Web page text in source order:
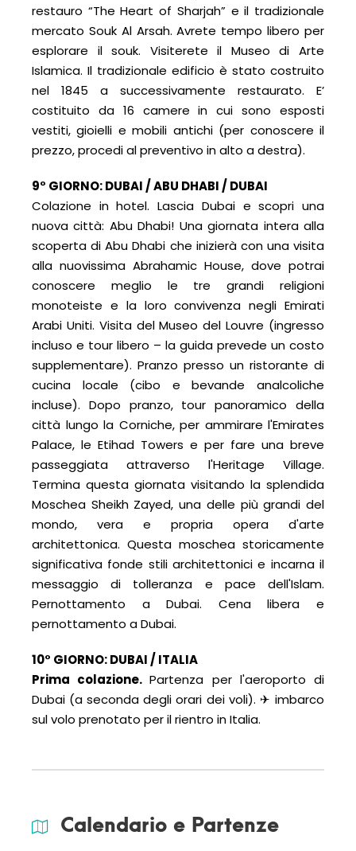
restauro “The Heart of Sharjah” e il tradizionale
mercato Souk Al Arsah. Avrete tempo libero per
esplorare il souk. Visiterete il Museo di Arte
Islamica. Il tradizionale edificio è stato costruito
nel 1845 a successivamente restaurato. E’
costituito da 16 camere in cui sono esposti
vestiti, gioielli e mobili antichi (per conoscere il
prezzo, procedi al preventivo in alto a destra).
9° GIORNO: DUBAI / ABU DHABI / DUBAI
Colazione in hotel. Lascia Dubai e scopri una
nuova città: Abu Dhabi! Una giornata intera alla
scoperta di Abu Dhabi che inizierà con una visita
alla nuovissima Abrahamic House, dove potrai
conoscere meglio le tre grandi religioni
monoteiste e la loro convivenza negli Emirati
Arabi Uniti. Visita del Museo del Louvre (ingresso
incluso e tour libero – la guida prevede un costo
supplementare). Pranzo presso un ristorante di
cucina locale (cibo e bevande analcoliche
incluse). Dopo pranzo, tour panoramico della
città lungo la Corniche, per ammirare l'Emirates
Palace, le Etihad Towers e per fare una breve
passeggiata attraverso l'Heritage Village.
Termina questa giornata visitando la splendida
Moschea Sheikh Zayed, una delle più grandi del
mondo, vera e propria opera d'arte
architettonica. Questa moschea storicamente
significativa fonde stili architettonici e incarna il
messaggio di tolleranza e pace dell'Islam.
Pernottamento a Dubai. Cena libera e
pernottamento a Dubai.
10° GIORNO: DUBAI / ITALIA
Prima colazione.Partenza per l'aeroporto di
Dubai (a seconda degli orari dei voli). ✈ imbarco
sul volo prenotato per il rientro in Italia.
Calendario e Partenze